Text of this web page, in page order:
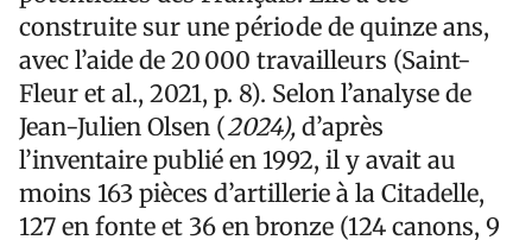
construite sur une période de quinze ans,
avec l’aide de 20 000 travailleurs (Saint-
Fleur et al., 2021, p. 8). Selon l’analyse de
Jean-Julien Olsen (2024), d’après
l’inventaire publié en 1992, il y avait au
moins 163 pièces d’artillerie à la Citadelle,
127 en fonte et 36 en bronze (124 canons, 9